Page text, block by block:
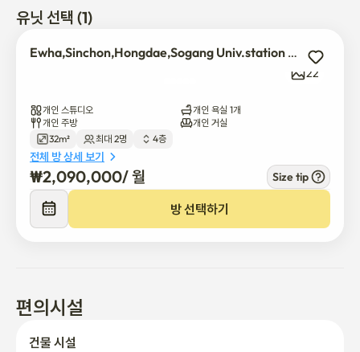
리브영,병원,음식점 등 생활 인프라가 도보로 이동 가능합니다.
입주는 비대면 으로 진행됩니다.
✔️ 입실시간 : 오후 3시 / 퇴실시간 오전 11시
✔️ 입실과 퇴실시간 조정이 필요하시면 연락주세요. (상담 후 협의
✔️ 건물내 절대 금연 (냄새,흡연흔적 등 적발시 방 전체 도배 비용과
탈취비용 청구)
✔️ 반려동물 동반 입실 절대 금지
🎎 머무는 동안 마음이 쉬어가는 시간을 선물 합니다. 따뜻한 조명
과 고요한 공간 속에서 하루의 피로를 내려놓고 한옥의 정취를 느껴
보세요.
유닛 선택 (1)
Ewha,Sinchon,Hongdae,Sogang Univ.station Hanok Mood stay
22
개인 스튜디오
개인 욕실 1개
개인 주방
개인 거실
32m²
최대 2명 4층
전체 방 상세 보기
₩2,090,000/ 월 Size tip
방 선택하기
편의시설
건물 시설